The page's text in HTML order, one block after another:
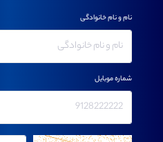
نام و نام خانوادگی
شماره موبایل